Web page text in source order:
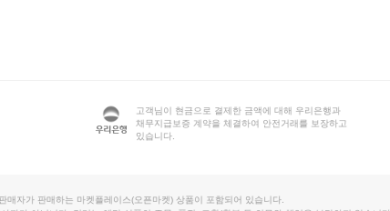
고객님이 현금으로 결제한 금액에 대해 우리은행과
채무지급보증 계약을 체결하여 안전거래를 보장하고
있습니다.
자가 판매하는 마켓플레이스(오픈마켓) 상품이 포함되어 있습니다.